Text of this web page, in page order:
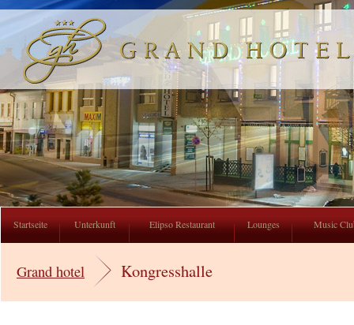
Grand Hotel
Grand hotel Kongresshalle
Startseite Unterkunft Elipso Restaurant Lounges Music